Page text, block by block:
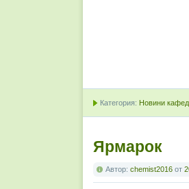
Категория: Новини
Ярмарок
Автор: chemist2016 от